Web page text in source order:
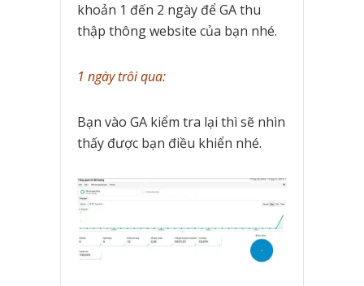
khoản 1 đến 2 ngày để GA thu
thập thông website của bạn nhé.
1 ngày trôi qua:
Bạn vào GA kiểm tra lại thì sẽ nhìn
thấy được bạn điều khiển nhé.